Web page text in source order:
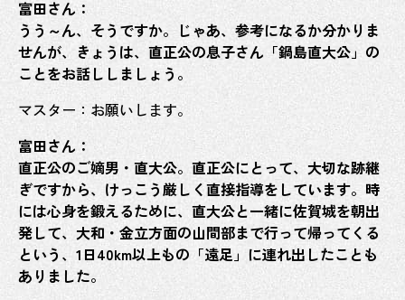
富田さん：
うう～ん、そうですか。じゃあ、参考になるか分かりま
せんが、きょうは、直正公の息子さん「鍋島直大公」の
ことをお話ししましょう。
マスター：お願いします。
富田さん：
直正公のご嫡男・直大公。直正公にとって、大切な跡継
ぎですから、けっこう厳しく直接指導をしています。時
には心身を鍛えるために、直大公と一緒に佐賀城を朝出
発して、大和・金立方面の山間部まで行って帰ってくる
という、1日40km以上もの「遠足」に連れ出したことも
ありました。